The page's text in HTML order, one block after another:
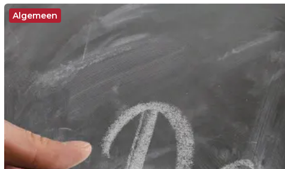
Algemeen